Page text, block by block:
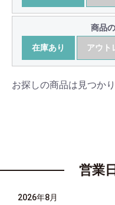
商品
在庫あり アウト
お探しの商品は見つか
営業
2026年8月